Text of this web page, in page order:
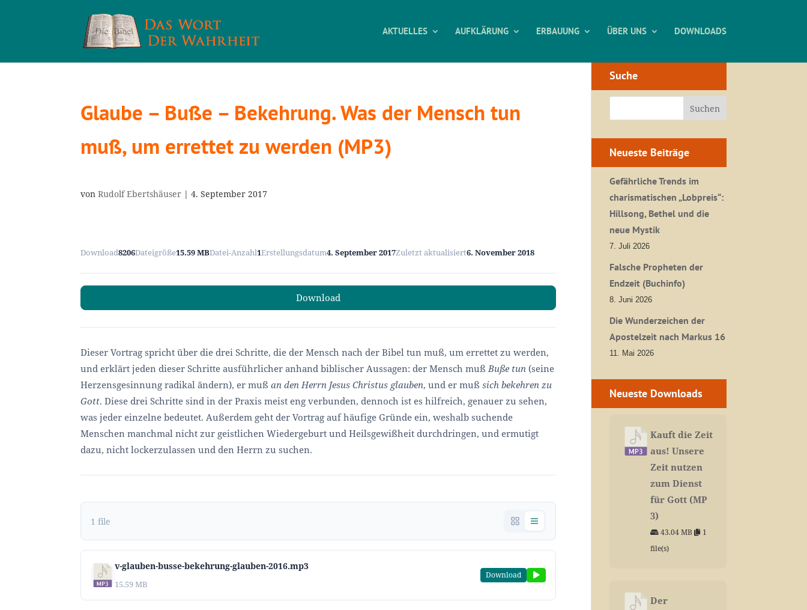
AKTUELLES AUFKLÄRUNG ERBAUUNG ÜBER UNS DOWNLOADS
Glaube – Buße – Bekehrung. Was der Mensch tun
muß, um errettet zu werden (MP3)
vonRudolf Ebertshäuser |4. September 2017
Download8206Dateigröße15.59 MBDatei-Anzahl1Erstellungsdatum4. September 2017Zuletzt aktualisiert6. November 2018
Download
Dieser Vortrag spricht über die drei Schritte, die der Mensch nach der Bibel tun muß, um errettet zu werden,
und erklärt jeden dieser Schritte ausführlicher anhand biblischer Aussagen: der Mensch mußBuße tun (seine
Herzensgesinnung radikal ändern), er mußan den Herrn Jesus Christus glauben, und er mußsich bekehren zu
Gott. Diese drei Schritte sind in der Praxis meist eng verbunden, dennoch ist es hilfreich, genauer zu sehen,
was jeder einzelne bedeutet. Außerdem geht der Vortrag auf häufige Gründe ein, weshalb suchende
Menschen manchmal nicht zur geistlichen Wiedergeburt und Heilsgewißheit durchdringen, und ermutigt
dazu, nicht lockerzulassen und den Herrn zu suchen.
1 file
v-glauben-busse-bekehrung-glauben-2016.mp3
15.59 MB
Download
Suche
Neueste Beiträge
Gefährliche Trends im
charismatischen „Lobpreis“:
Hillsong, Bethel und die
neue Mystik
7. Juli 2026
Falsche Propheten der
Endzeit (Buchinfo)
8. Juni 2026
Die Wunderzeichen der
Apostelzeit nach Markus 16
11. Mai 2026
Neueste Downloads
Kauft die Zeit
aus! Unsere
Zeit nutzen
zum Dienst
für Gott (MP
3)
43.04 MB
1
file(s)
Der